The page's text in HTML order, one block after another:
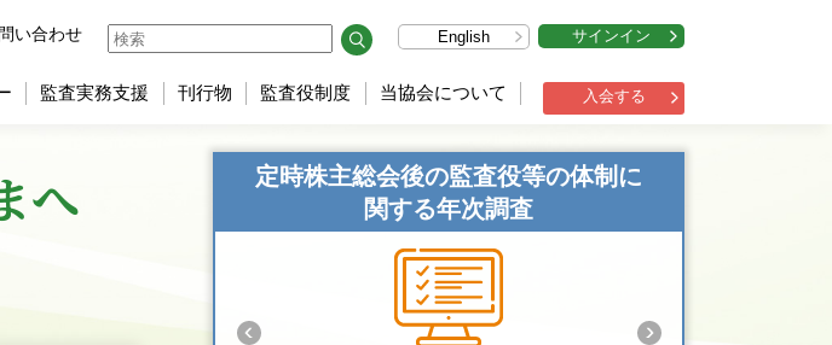
監査実務支援 刊行物 監査役制度 当協会について 入会する
い合わせ English サインイン
へ
定時株主総会後の監査役等の体制に
関する年次調査